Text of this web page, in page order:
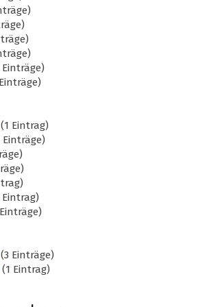
Einträge)
(1 Eintrag)
Einträge)
Eintrag)
(3 Einträge)
(1 Eintrag)